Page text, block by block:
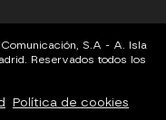
S.A - A. Isla
Reservados todos los
Política de cookies